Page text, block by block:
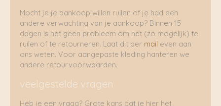
Mocht je je aankoop willen ruilen of je had een
andere verwachting van je aankoop? Binnen 15
dagen is het geen probleem om het (zo mogelijk) te
ruilen of te retourneren. Laat dit per mail even aan
ons weten. Voor aangepaste kleding hanteren we
andere retourvoorwaarden.
veelgestelde vragen
Heb je een vraag? Grote kans dat je hier het